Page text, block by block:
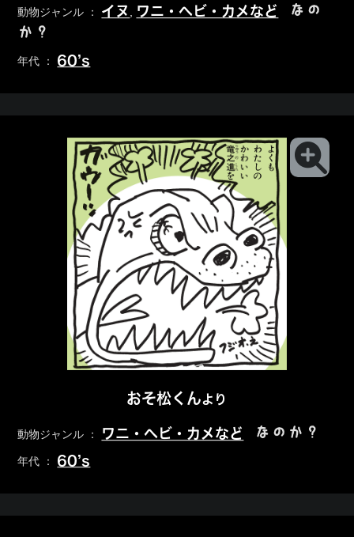
動物ジャンル ： イヌ ワニ・ヘビ・カメなど
なの
か？
年代 ： 60’s
おそ松くんより
動物ジャンル ： ワニ・ヘビ・カメなど なのか？
年代 ： 60’s